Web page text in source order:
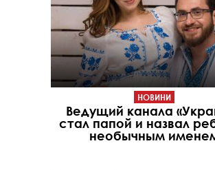
НОВИНИ
Ведущий канала
стал папой и назвал
необычным